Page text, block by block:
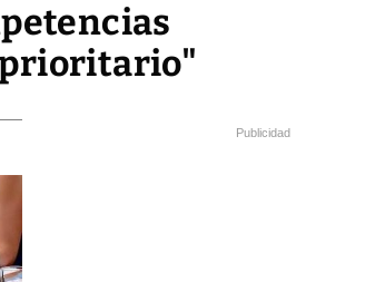
prioritario"
Publicidad